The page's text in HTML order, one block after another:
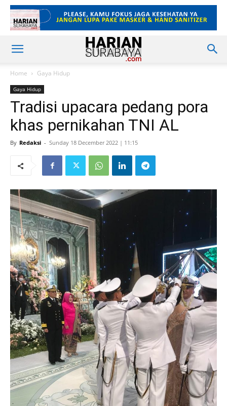
Home Gaya Hidup
Gaya Hidup
Tradisi upacara pedang pora
khas pernikahan TNI AL
By Redaksi - Sunday 18 December 2022 | 11:15